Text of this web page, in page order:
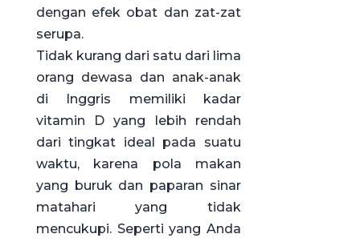
dengan efek obat dan zat-zat
serupa.
Tidak kurang dari satu dari lima
orang dewasa dan anak-anak
di Inggris memiliki kadar
vitamin D yang lebih rendah
dari tingkat ideal pada suatu
waktu, karena pola makan
yang buruk dan paparan sinar
matahari yang tidak
mencukupi. Seperti yang Anda